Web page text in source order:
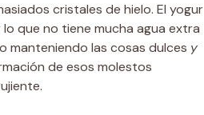
cristales de hielo. El yogur
que no tiene mucha agua extra
manteniendo las cosas dulces y
de esos molestos